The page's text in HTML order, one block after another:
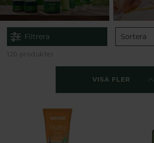
Filtrera Sortera
120 produkter
VISA FLER